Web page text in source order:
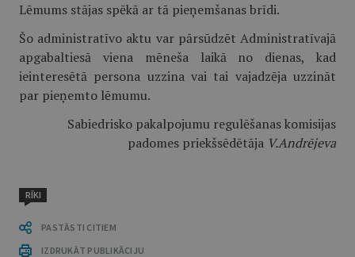
Lēmums stājas spēkā ar tā pieņemšanas brīdi.
Šo administratīvo aktu var pārsūdzēt Administratīvajā
apgabaltiesā viena mēneša laikā no dienas, kad
ieinteresētā persona uzzina vai tai vajadzēja uzzināt
par pieņemto lēmumu.
Sabiedrisko pakalpojumu regulēšanas komisijas
padomes priekšsēdētāja V.Andrējeva
RĪKI
PASTĀSTI CITIEM
IZDRUKĀT PUBLIKĀCIJU